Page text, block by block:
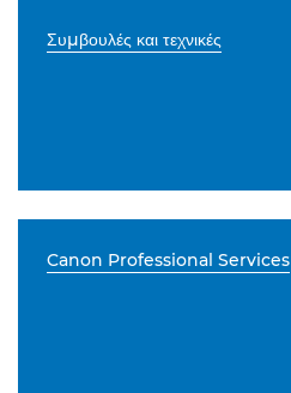
Συμβουλές και τεχνικές
Canon Professional Services